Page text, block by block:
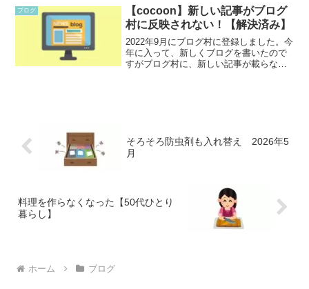
クリックしても反応が遅くなり、なかな
か次にス...
ブログ
【cocoon】新しい記事がブログ
村に反映されない！【解決済み】
2022年9月にブログ村に登録しました。今
年に入って、新しくブログを書いたので
すがブログ村に、新しい記事が載らなく
そろそろ防虫剤も入れ替え 2026年5
月
料理を作らなくなった【50代ひとり
暮らし】
ホーム ブログ